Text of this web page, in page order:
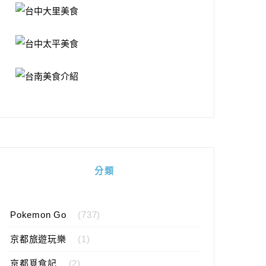
分類
Pokemon Go (737)
京都旅遊玩樂 (1)
京都覓食記 (2)